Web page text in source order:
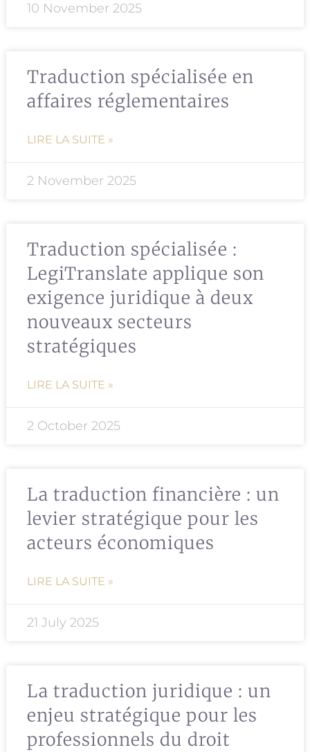
10 November 2025
Traduction spécialisée en
affaires réglementaires
LIRE LA SUITE »
2 November 2025
Traduction spécialisée :
LegiTranslate applique son
exigence juridique à deux
nouveaux secteurs
stratégiques
LIRE LA SUITE »
2 October 2025
La traduction financière : un
levier stratégique pour les
acteurs économiques
LIRE LA SUITE »
21 July 2025
La traduction juridique : un
enjeu stratégique pour les
professionnels du droit